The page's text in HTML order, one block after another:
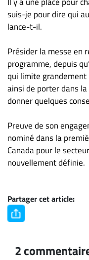
suis-je pour dire qui
lance-t-il.
Présider la messe en
programme, depuis
qui limite
ainsi de porter dans
donner quelques
Preuve de son
nominé dans la
Canada pour le
nouvellement définie.
Partager cet article:
2